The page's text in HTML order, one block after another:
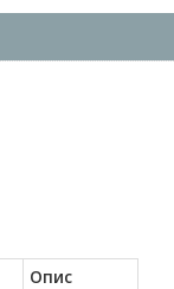
Опис